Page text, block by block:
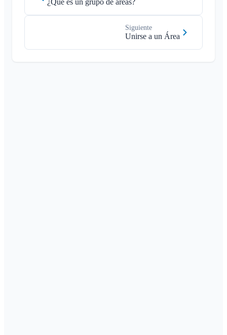
¿Qué es un grupo de áreas?
Siguiente
Unirse a un Área